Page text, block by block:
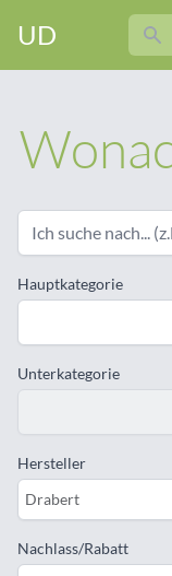
UD
Hauptkategorie
Unterkategorie
Hersteller
Drabert
Nachlass/Rabatt